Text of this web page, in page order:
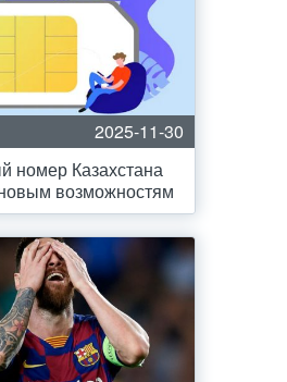
2025-11-30
номер Казахстана
возможностям